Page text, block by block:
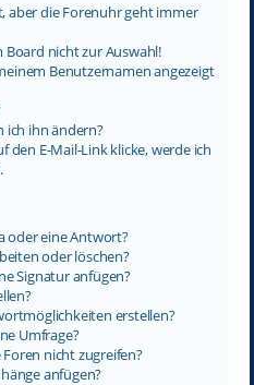
aber die Forenuhr geht immer
Board nicht zur Auswahl!
Benutzernamen angezeigt
ich ihn ändern?
den E-Mail-Link klicke, werde ich
oder eine Antwort?
oder löschen?
Signatur anfügen?
erstellen?
Umfrage?
nicht zugreifen?
anfügen?